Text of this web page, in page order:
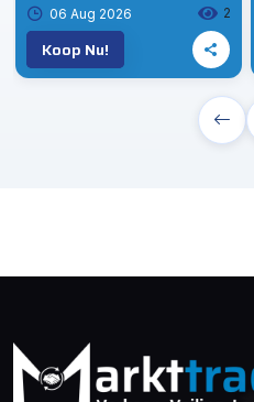
06 Aug 2026 2
Koop Nu!